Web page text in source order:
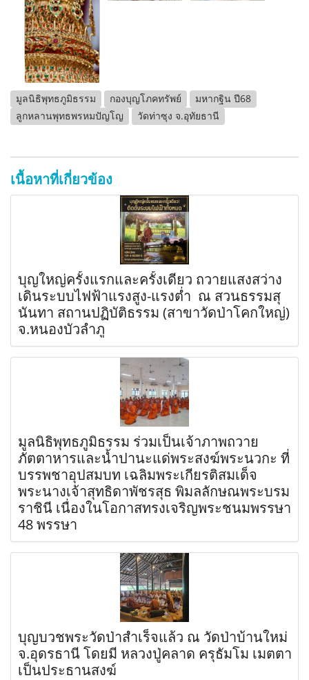
มูลนิธิพุทธภูมิธรรม กองบุญโภคทรัพย์
มหากฐิน ปี68
ลูกหลานพุทธพรหมปัญโญ
วัดท่าซุง จ.อุทัยธานี
เนื้อหาที่เกี่ยวข้อง
บุญใหญ่ครั้งแรกและครั้งเดียว ถวายแสงสว่าง
เดินระบบไฟฟ้าแรงสูง-แรงต่ำ ณ สวนธรรมสุ
นันทา สถานปฏิบัติธรรม (สาขาวัดป่าโคกใหญ่)
จ.หนองบัวลำภู
มูลนิธิพุทธภูมิธรรม ร่วมเป็นเจ้าภาพถวาย
ภัตตาหารและน้ำปานะแด่พระสงฆ์พระนวกะ ที่
บรรพชาอุปสมบท เฉลิมพระเกียรติสมเด็จ
พระนางเจ้าสุทธิดาพัชรสุธ พิมลลักษณพระบรม
ราชินี เนื่องในโอกาสทรงเจริญพระชนมพรรษา
48 พรรษา
บุญบวชพระวัดป่าสำเร็จแล้ว ณ วัดป่าบ้านใหม่
จ.อุดรธานี โดยมี หลวงปู่คลาด ครุธัมโม เมตตา
เป็นประธานสงฆ์